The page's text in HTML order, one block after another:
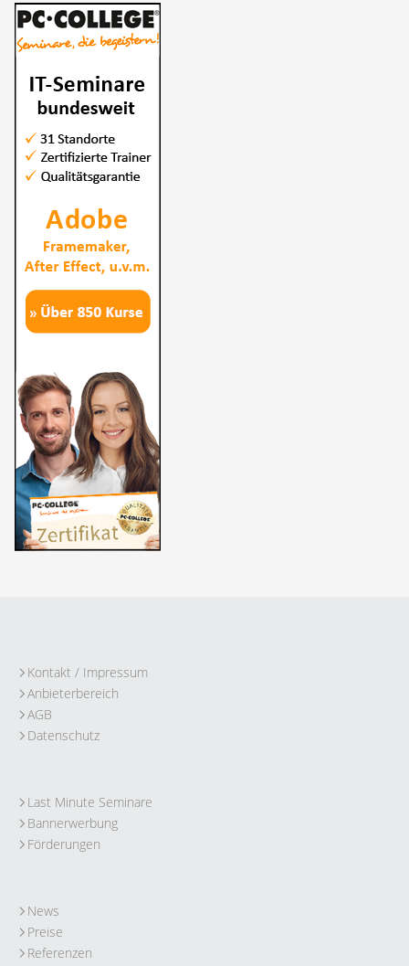
Kontakt / Impressum
Anbieterbereich
AGB
Datenschutz
Last Minute Seminare
Bannerwerbung
Förderungen
News
Preise
Referenzen